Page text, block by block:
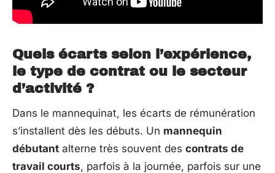
Quels écarts selon l’expérience,
le type de contrat ou le secteur
d’activité ?
Dans le mannequinat, les écarts de rémunération
s’installent dès les débuts. Un mannequin
débutant alterne très souvent des contrats de
travail courts, parfois à la journée, parfois sur une